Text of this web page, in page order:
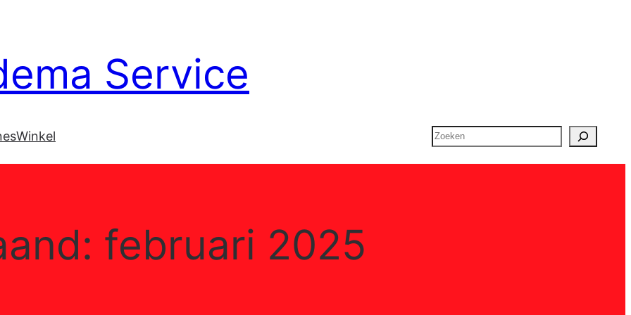
Service
Winkel Zoeken
februari 2025